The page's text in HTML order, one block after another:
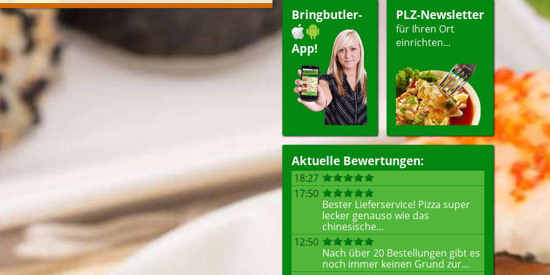
Bringbutler-
App!
PLZ-Newsletter
für Ihren Ort
einrichten...
Aktuelle Bewertungen:
18:27
17:50
Bester Lieferservice! Pizza super
lecker genauso wie das
chinesische...
12:50
Nach über 20 Bestellungen gibt es
noch immer keinen Grund zur...